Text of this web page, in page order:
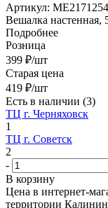
Артикул:
Вешалка настенная,
Подробнее
Розница
399 ₽/шт
Старая цена
419 ₽/шт
Есть в наличии (3)
ТЦ г. Черняховск
1
ТЦ г. Советск
2
-
В корзину
Цена в интернет-
территории